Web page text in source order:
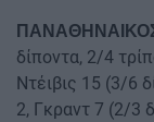
δίποντα, 2/4
Ντέιβις 15 (3/6
2, Γκραντ 7 (2/3